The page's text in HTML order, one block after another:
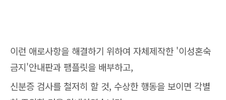
이런 애로사항을 해결하기 위하여 자체제작한 '이성혼숙
금지'안내판과 팸플릿을 배부하고,
신분증 검사를 철저히 할 것, 수상한 행동을 보이면 각별